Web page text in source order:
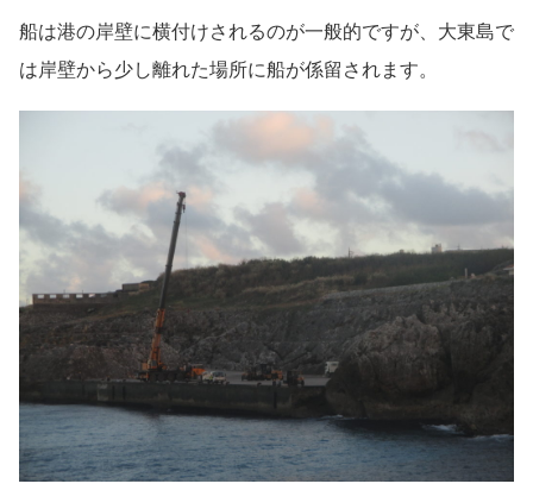
船は港の岸壁に横付けされるのが一般的ですが、大東島で
は岸壁から少し離れた場所に船が係留されます。